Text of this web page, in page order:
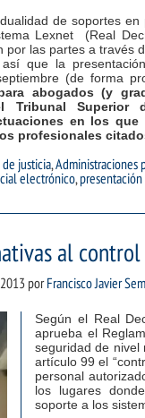
de soportes
Lexnet (Real
por las partes a través
que la
(de forma
abogados (y
Tribunal
en los
profesionales
justicia,Administraciones
electrónico,
al control
porFrancisco Javier
Según el Real
aprueba el
seguridad de nivel
artículo 99 el
personal
los lugares
soporte a los